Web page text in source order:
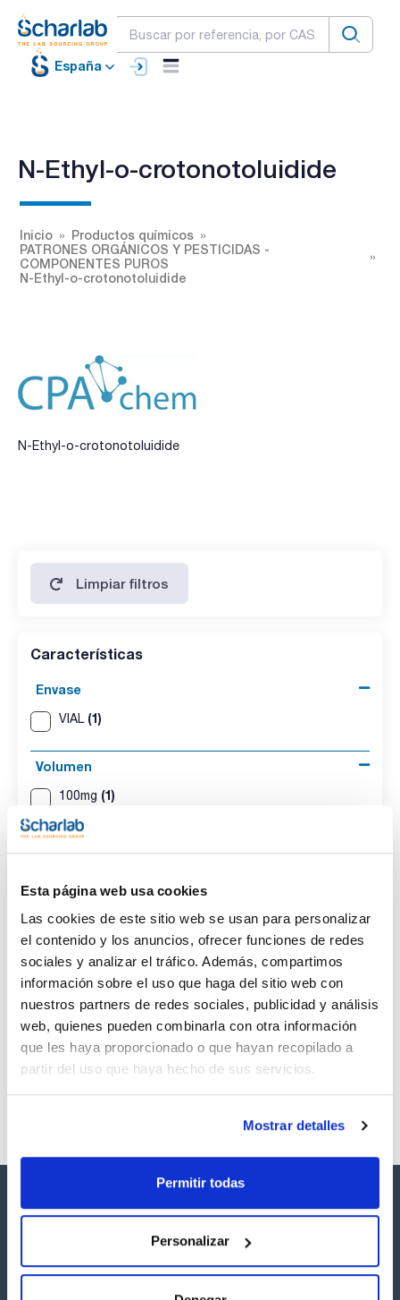
Esta página web usa cookies
Las cookies de este sitio web se usan para personalizar
el contenido y los anuncios, ofrecer funciones de redes
sociales y analizar el tráfico. Además, compartimos
información sobre el uso que haga del sitio web con
nuestros partners de redes sociales, publicidad y análisis
web, quienes pueden combinarla con otra información
que les haya proporcionado o que hayan recopilado a
partir del uso que haya hecho de sus servicios.
Mostrar detalles
Permitir todas
Personalizar
España
N-Ethyl-o-crotonotoluidide
Inicio
Productos químicos
PATRONES ORGÁNICOS Y PESTICIDAS -
COMPONENTES PUROS
N-Ethyl-o-crotonotoluidide
N-Ethyl-o-crotonotoluidide
Limpiar filtros
Características
Envase
VIAL (1)
Volumen
100mg (1)
Envase
VIAL
Volumen
100mg
CAS
[483-63-6]
Referencia
SB29990100
x 100mg
Comprar
Disponibilidad
Ver stock
Síguenos: